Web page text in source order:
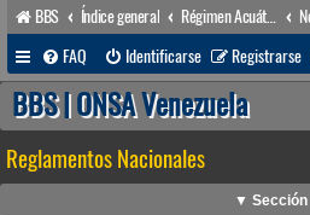
BBS Índice general
FAQ
Identificarse Registrarse
BBS | ONSA Venezuela
Reglamentos Nacionales
▼ Sección